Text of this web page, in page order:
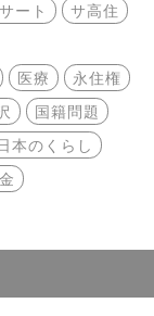
ート
サ高住
医療
永住権
国籍問題
本のくらし